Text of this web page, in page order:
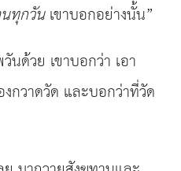
ทุกวันเขาบอกอย่างนั้น”
ด้วย เขาบอกว่า เอา
กวาดวัด และบอกว่าที่วัด